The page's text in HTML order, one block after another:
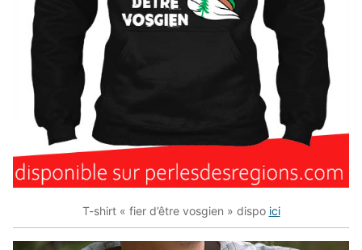
T-shirt « fier d’être vosgien » dispo ici